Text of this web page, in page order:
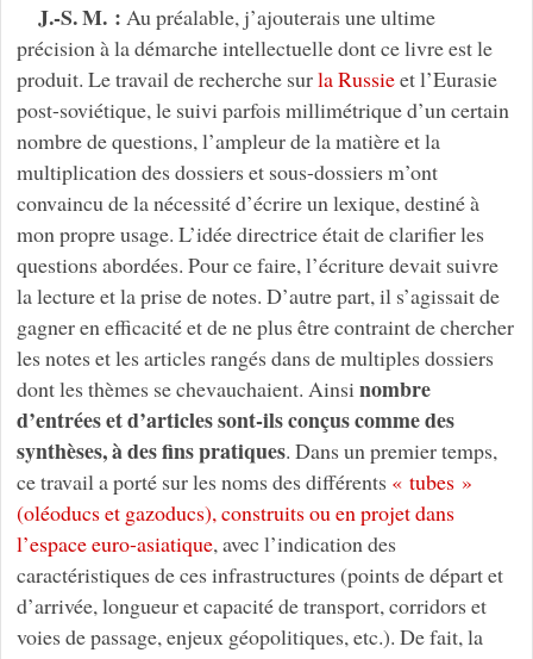
J.-S. M. : Au préalable, j’ajouterais une ultime
précision à la démarche intellectuelle dont ce livre est le
produit. Le travail de recherche surla Russieet l’Eurasie
post-soviétique, le suivi parfois millimétrique d’un certain
nombre de questions, l’ampleur de la matière et la
multiplication des dossiers et sous-dossiers m’ont
convaincu de la nécessité d’écrire un lexique, destiné à
mon propre usage. L’idée directrice était de clarifier les
questions abordées. Pour ce faire, l’écriture devait suivre
la lecture et la prise de notes. D’autre part, il s’agissait de
gagner en efficacité et de ne plus être contraint de chercher
les notes et les articles rangés dans de multiples dossiers
dont les thèmes se chevauchaient. Ainsinombre
d’entrées et d’articles sont-ils conçus comme des
synthèses, à des fins pratiques. Dans un premier temps,
ce travail a porté sur les noms des différents « tubes »
(oléoducs et gazoducs), construits ou en projet dans
l’espace euro-asiatique, avec l’indication des
caractéristiques de ces infrastructures (points de départ et
d’arrivée, longueur et capacité de transport, corridors et
voies de passage, enjeux géopolitiques, etc.). De fait, la